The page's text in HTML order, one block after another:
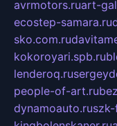
avrmotors.ruart-
ecostep-samara.ru
sko.com.ru
kokoroyari.spb.ru
lenderoq.ru
people-of-art.ru
dynamoauto.ru